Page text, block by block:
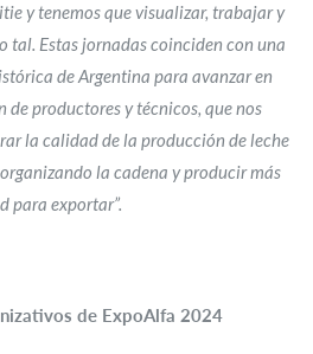
y tenemos que visualizar, trabajar y
tal. Estas jornadas coinciden con una
de Argentina para avanzar en
de productores y técnicos, que nos
la calidad de la producción de leche
la cadena y producir más
para exportar”.
de ExpoAlfa 2024